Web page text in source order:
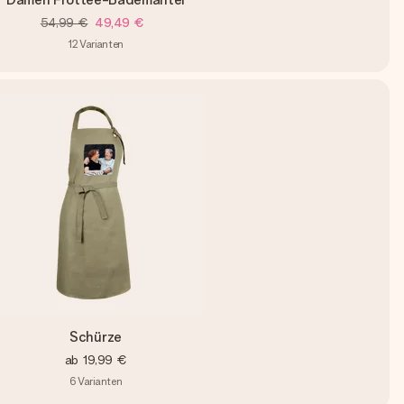
54,99 € 49,49 €
12Varianten
Schürze
ab 19,99 €
6Varianten